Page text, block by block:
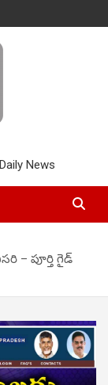
News
– పూర్తి గైడ్